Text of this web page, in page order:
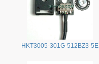
HKT3005-301G-512BZ3-5E